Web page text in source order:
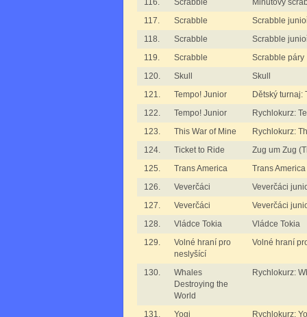
116.
Scrabble
Minutový
117.
Scrabble
Scrabble
118.
Scrabble
Scrabble
119.
Scrabble
Scrabble páry
120.
Skull
Skull
121.
Tempo! Junior
Dětský turnaj:
122.
Tempo! Junior
Rychlokurz:
123.
This War of Mine
Rychlokurz:
124.
Ticket to Ride
Zug um Zug
125.
Trans America
Trans America
126.
Veverčáci
Veverčáci
127.
Veverčáci
Veverčáci
128.
Vládce Tokia
Vládce Tokia
129.
Volné hraní pro
neslyšící
Volné hraní
130.
Whales
Destroying the
World
Rychlokurz:
131. Yogi
Rychlokurz: